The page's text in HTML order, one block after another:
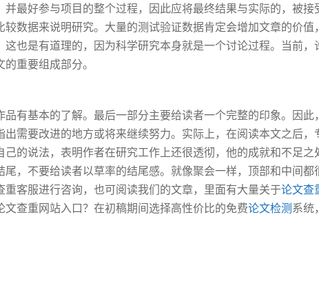
最好参与项目的整个过程，因此应将最终结果与实际的，被
数据来说明研究。大量的测试验证数据肯定会增加文章的价
也是有道理的，因为科学研究本身就是一个讨论过程。当前
重要组成部分。
有基本的了解。最后一部分主要给读者一个完整的印象。因此
需要改进的地方或将来继续努力。实际上，在阅读本文之后，
的说法，表明作者在研究工作上还很透彻，他的成就和不足
，不要给读者以草率的结尾感。就像聚会一样，顶部和中间
客服进行咨询，也可阅读我们的文章，里面有大量关于论文查
文查重网站入口？在初稿期间选择高性价比的免费论文检测系统